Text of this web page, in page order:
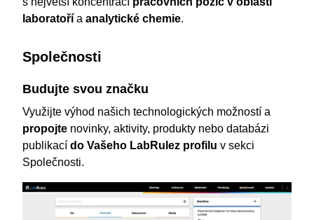
laboratoří a analytické chemie.
Společnosti
Budujte svou značku
Využijte výhod našich technologických možností a
propojte novinky, aktivity, produkty nebo databázi
publikací do Vašeho LabRulez profilu v sekci
Společnosti.